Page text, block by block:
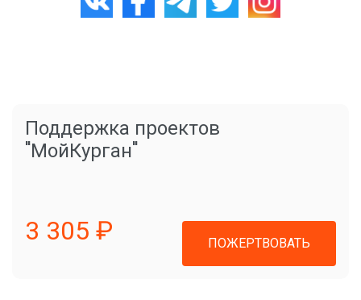
Поддержка проектов
"МойКурган"
3 305 ₽ ПОЖЕРТВОВАТЬ